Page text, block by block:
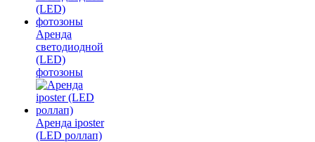
Аренда
светодиодной
(LED)
фотозоны
Аренда iposter
(LED роллап)